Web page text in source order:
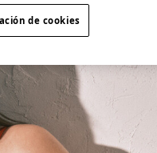
de cookies